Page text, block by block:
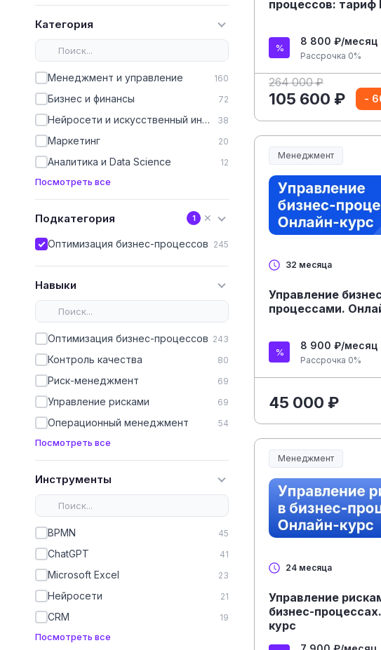
Категория
Менеджмент и управление 160
Бизнес и финансы 72
Нейросети и искусственный интеллект 38
Маркетинг 20
Аналитика и Data Science 12
Посмотреть все
Подкатегория 1 ✕
Оптимизация бизнес-процессов 245
Навыки
Оптимизация бизнес-процессов 243
Контроль качества 80
Риск-менеджмент 69
Управление рисками 69
Операционный менеджмент 54
Посмотреть все
Инструменты
BPMN 45
ChatGPT 41
Microsoft Excel 23
Нейросети 21
CRM 19
Посмотреть все
процессов: тариф
8 800 ₽/месяц
Рассрочка 0%
264 000 ₽
105 600 ₽ -
Менеджмент
Менеджмент и
32 месяца
Управление
процессами.
8 900 ₽/месяц
Рассрочка 0%
45 000 ₽
Менеджмент
Менеджмент и
24 месяца
Управление
бизнес-
курс